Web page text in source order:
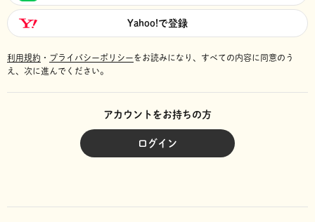
Yahoo!で登録
利用規約 ・ プライバシーポリシーをお読みになり、 すべての内容に同意のう
え、次に進んでください。
アカウントをお持ちの方
ログイン